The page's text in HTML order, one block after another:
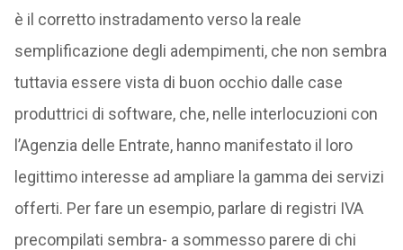
è il corretto instradamento verso la reale
semplificazione degli adempimenti, che non sembra
tuttavia essere vista di buon occhio dalle case
produttrici di software, che, nelle interlocuzioni con
l’Agenzia delle Entrate, hanno manifestato il loro
legittimo interesse ad ampliare la gamma dei servizi
offerti. Per fare un esempio, parlare di registri IVA
precompilati sembra- a sommesso parere di chi